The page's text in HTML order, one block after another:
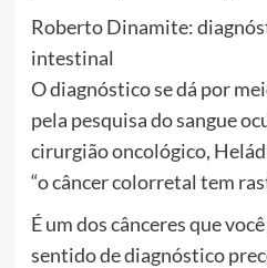
Roberto Dinamite:
intestinal
O diagnóstico se dá por
pela pesquisa do sangue
cirurgião oncológico,
“o câncer colorretal tem
É um dos cânceres que
sentido de diagnóstico